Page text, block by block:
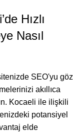
Hızlı
Nasıl
SEO'yu göz
akıllıca
Kocaeli ile ilişkili
potansiyel
elde